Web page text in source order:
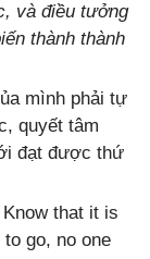
và điều tưởng
thành thành
mình phải tự
quyết tâm
đạt được thứ
that it is
go, no one